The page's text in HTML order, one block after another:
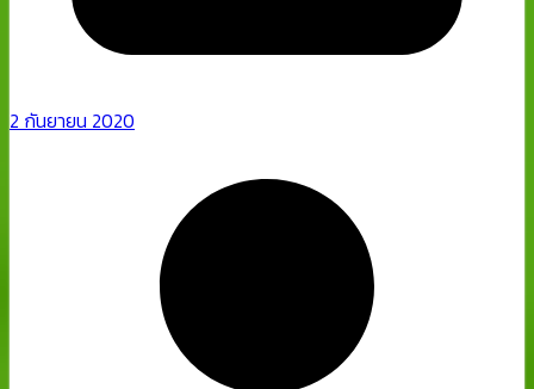
2 กันยายน 2020